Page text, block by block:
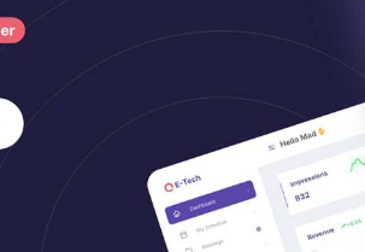
Diamond Kit成套app ui设计 .fig .sketch素材